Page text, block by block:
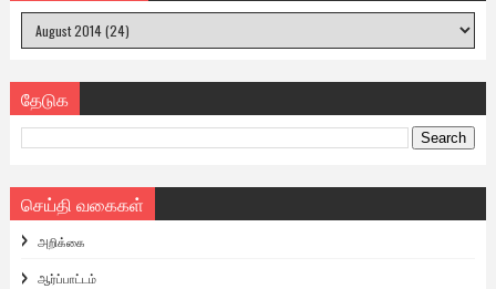
தேடுக
செய்தி வகைகள்
அறிக்கை
ஆர்ப்பாட்டம்